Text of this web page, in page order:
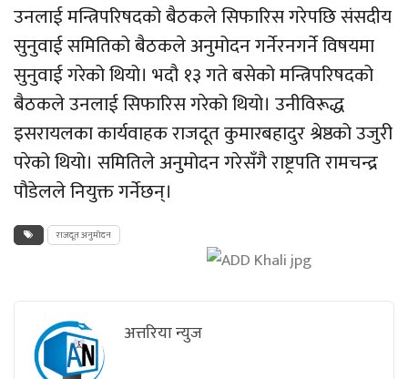
उनलाई मन्त्रिपरिषदको बैठकले सिफारिस गरेपछि संसदीय
सुनुवाई समितिको बैठकले अनुमोदन गर्नेरनगर्ने विषयमा
सुनुवाई गरेको थियो। भदौ १३ गते बसेको मन्त्रिपरिषदको
बैठकले उनलाई सिफारिस गरेको थियो। उनीविरूद्ध
इसरायलका कार्यवाहक राजदूत कुमारबहादुर श्रेष्ठको उजुरी
परेको थियो। समितिले अनुमोदन गरेसँगै राष्ट्रपति रामचन्द्र
पौडेलले नियुक्त गर्नेछन्।
राजदूत अनुमोदन
अत्तरिया न्युज